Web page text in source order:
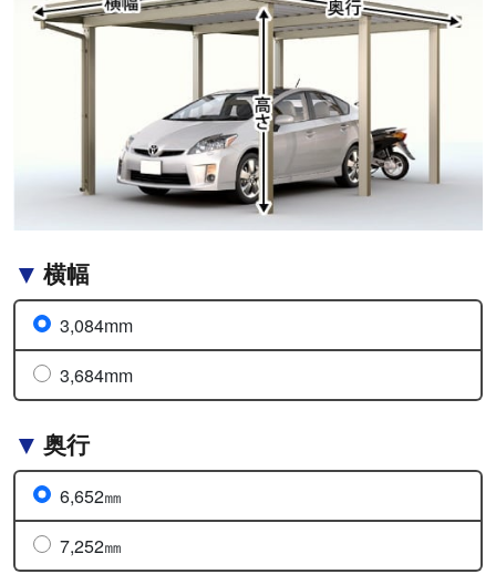
横幅
3,084mm
3,684mm
奥行
6,652㎜
7,252㎜